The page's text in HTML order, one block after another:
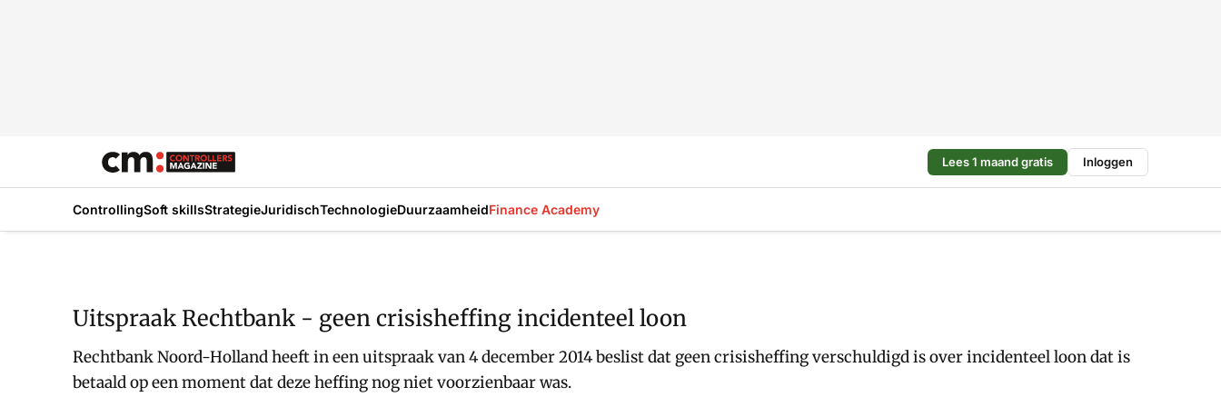
Lees 1 maand gratis Inloggen
ControllingSoft skillsStrategieJuridischTechnologieDuurzaamheidFinance Academy
Uitspraak Rechtbank - geen crisisheffing incidenteel loon
Rechtbank Noord-Holland heeft in een uitspraak van 4 december 2014 beslist dat geen crisisheffing verschuldigd is over incidenteel loon dat is
betaald op een moment dat deze heffing nog niet voorzienbaar was.